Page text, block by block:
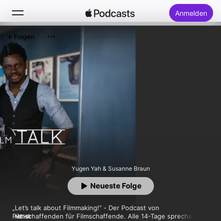
Anmelden
Startseite
Neu
Top-Charts
Yugen Yah & Susanne Braun
„Let’s talk about Filmmaking!“ - Der Podcast von
Filmschaffenden für Filmschaffende. Alle 14-Tage sprechen
MEHR
Neueste Folge
Folgen